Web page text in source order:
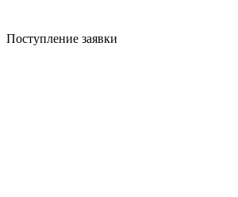
Поступление заявки